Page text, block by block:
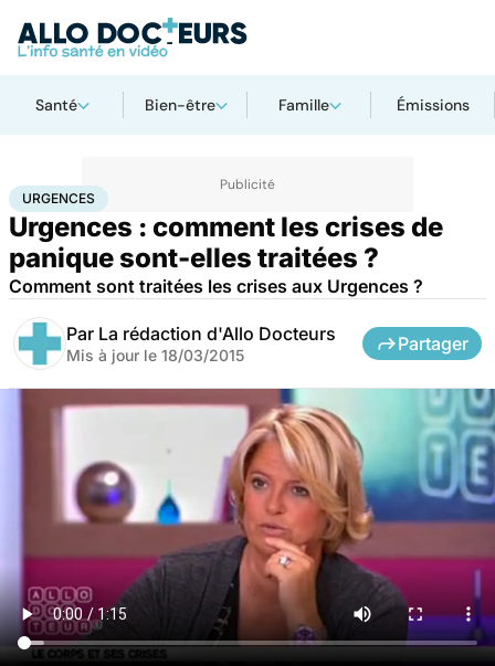
Santé Bien-être Famille Émissions
AccueilSanté Urgences
URGENCES
Urgences : comment les crises de
panique sont-elles traitées ?
Comment sont traitées les crises aux Urgences ?
Par La rédaction d'Allo Docteurs
Mis à jour le 18/03/2015
Partager